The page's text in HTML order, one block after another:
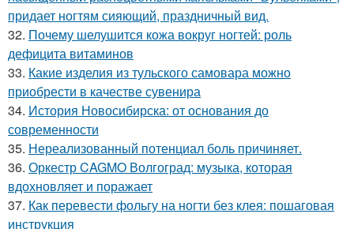
придает ногтям сияющий, праздничный вид.
32. Почему шелушится кожа вокруг ногтей: роль
дефицита витаминов
33. Какие изделия из тульского самовара можно
приобрести в качестве сувенира
34. История Новосибирска: от основания до
современности
35. Нереализованный потенциал боль причиняет.
36. Оркестр CAGMO Волгоград: музыка, которая
вдохновляет и поражает
37. Как перевести фольгу на ногти без клея: пошаговая
инструкция